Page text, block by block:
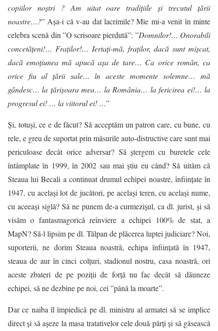
copiilor noştri ? Am uitat oare tradiţiile şi trecutul ţării
noastre…?” Așa-i că v-au dat lacrimile? Mie mi-a venit în minte
celebra scenă din ”O scrisoare pierdută”: ”Domnilor!… Onorabili
concetăţeni!… Fraţilor!… Iertaţi-mă, fraţilor, dacă sunt mişcat,
dacă emoţiunea mă apucă aşa de tare… Ca orice român, ca
orice fiu al ţării sale… în aceste momente solemne… mă
gândesc… la ţărişoara mea… la România… la fericirea ei!… la
progresul ei! … la viitorul ei! …”
Și, totuși, ce e de făcut? Să acceptăm un patron care, cu bune, cu
rele, e greu de suportat prin măsurile auto-distructive care sunt mai
periculoase decât orice adversar? Să ștergem cu buretele cele
întâmplate în 1999, în 2002 sau mai știu eu când? Să uităm că
Steaua lui Becali a continuat drumul echipei noastre, înființate în
1947, cu același lot de jucători, pe același teren, cu același nume,
cu aceeași siglă? Să ne punem de-a curmezișul, ca dl. jurist, și să
visăm o fantasmagorică reînviere a echipei 100% de stat, a
MapN? Să-l lipsim pe dl. Tălpan de plăcerea luptei judiciare? Noi,
suporterii, ne dorim Steaua noastră, echipa înființată în 1947,
steaua de aur în cinci colțuri, stadionul nostru, casa noastră, ori
aceste zbateri de pe poziții de forță nu fac decât să dăuneze
echipei, să ne dezbine pe noi, cei ”până la moarte”.
Dar ce naiba îl împiedică pe dl. ministru al armatei să se implice
direct și să așeze la masa tratativelor cele două părți și să găsească